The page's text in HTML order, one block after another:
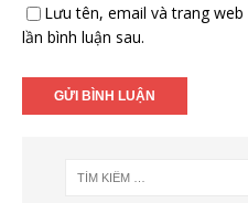
Lưu tên, email và trang
lần bình luận sau.